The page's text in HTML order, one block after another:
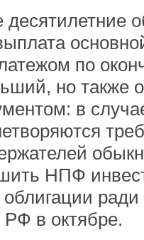
по
но также
в
НПФ
в октябре.